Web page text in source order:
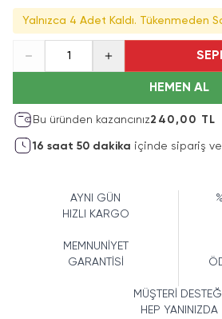
Yalnızca 4 Adet Kaldı. Tükenmeden
1
HEMEN AL
Bu üründen kazancınız240,00 TL
16 saat 50 dakika içinde sipariş
AYNI GÜN
HIZLI KARGO
MEMNUNİYET
GARANTİSİ
MÜŞTERİ DESTEĞİ
HEP YANINIZDA